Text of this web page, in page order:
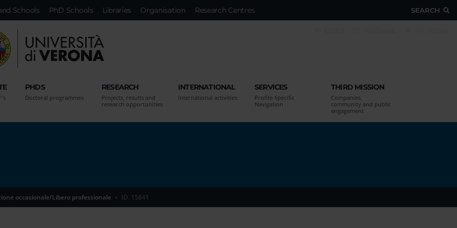
SEARCH
Schools PhD Schools Libraries Organisation Research Centres
PHDS
Doctoral programmes
RESEARCH
Projects, results and
research opportunities
INTERNATIONAL
International activities
SERVICES
Profile-Specific
Navigation
THIRD MISSION
Companies,
community and public
engagement
occasionale/Libero professionale ID. 15841